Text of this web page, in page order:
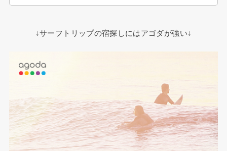
↓サーフトリップの宿探しにはアゴダが強い↓